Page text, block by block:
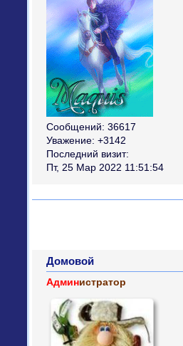
Сообщений: 36617
Уважение: +3142
Последний визит:
Пт, 25 Мар 2022 11:51:54
Домовой
Администратор